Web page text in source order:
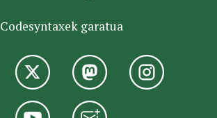
Codesyntaxek garatua